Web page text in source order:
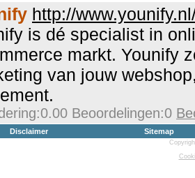
http://
is dé specialist in
markt. Younify
van jouw
Beoordelingen:0
Disclaimer Sitemap